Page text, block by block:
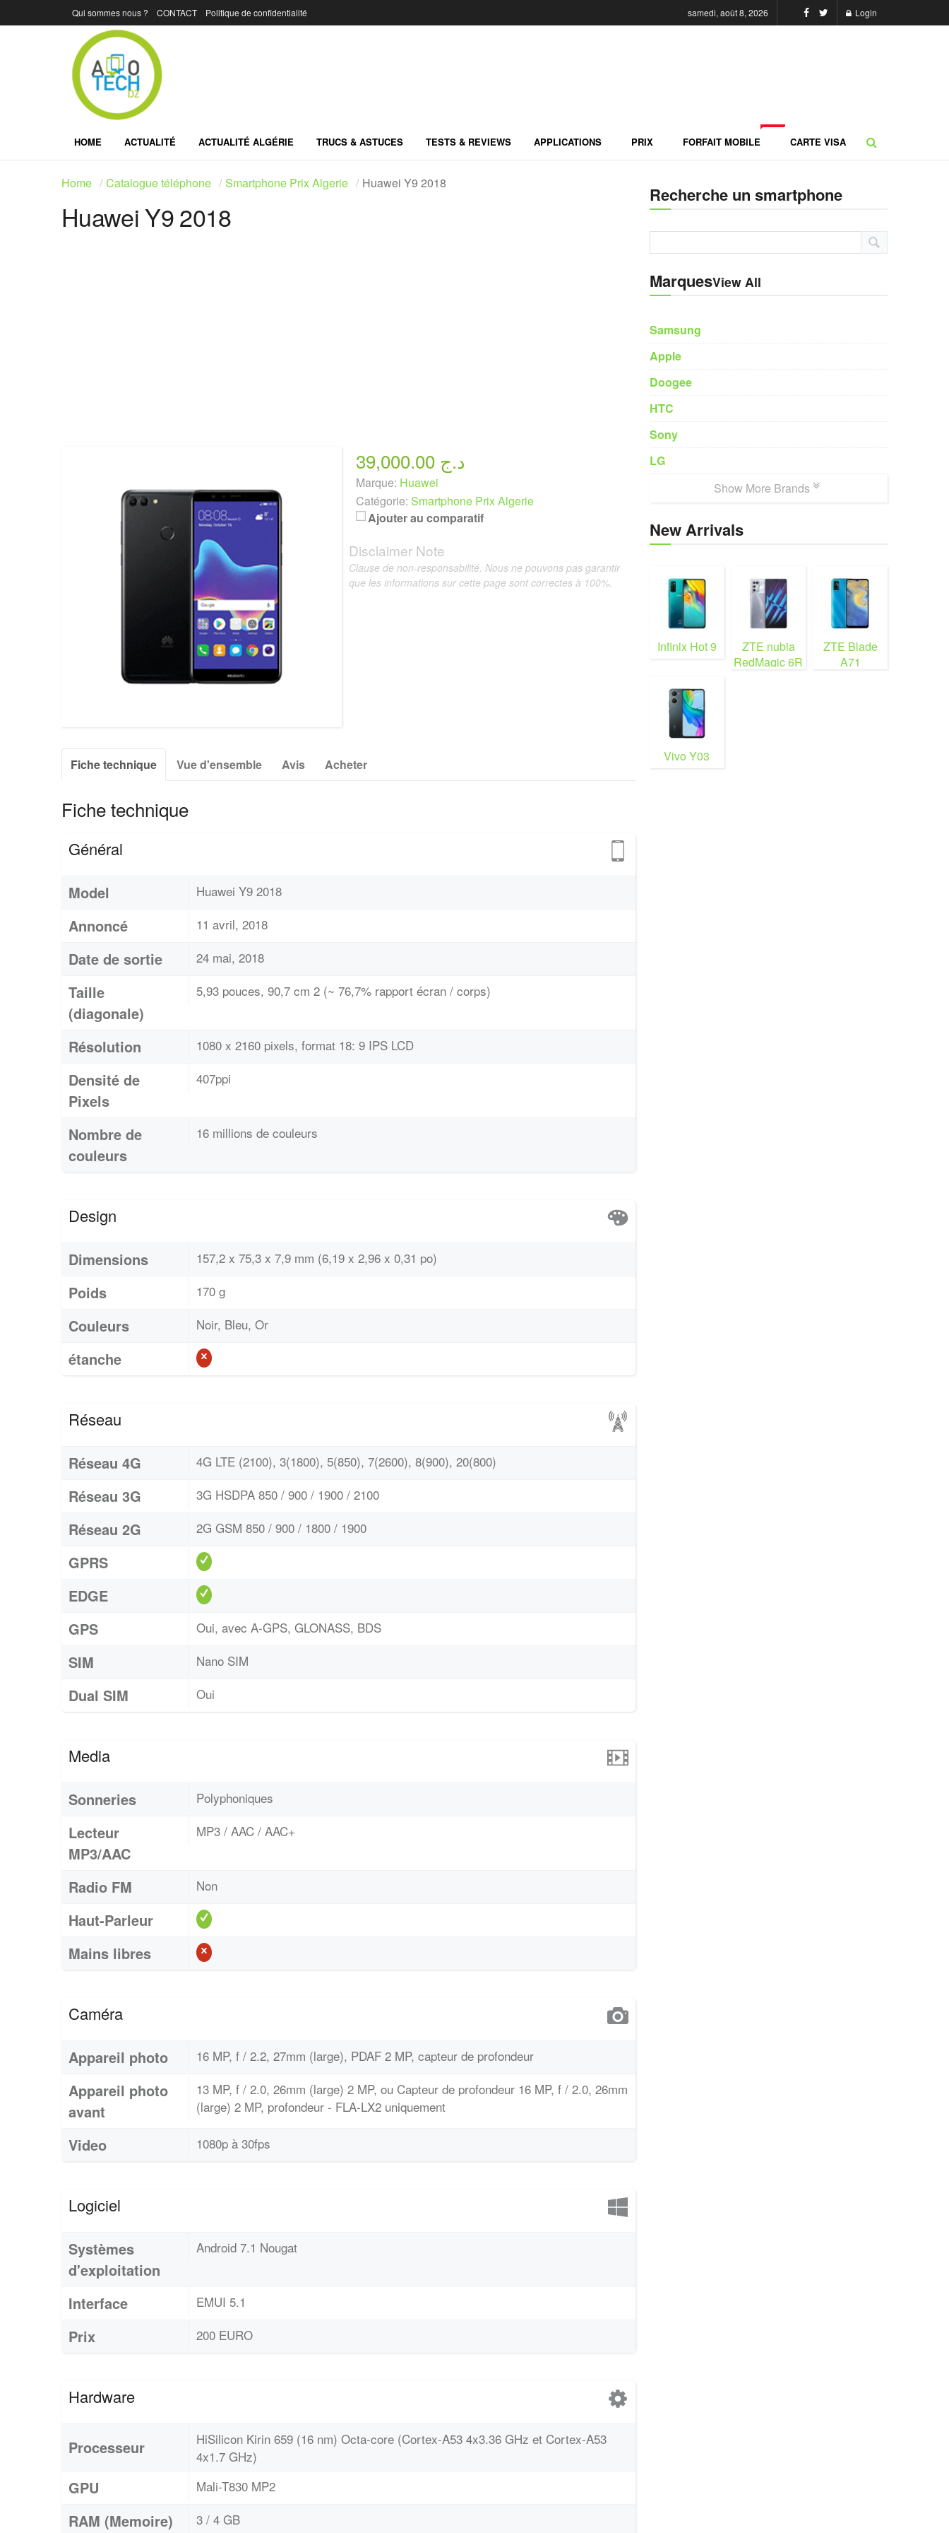
Qui sommes nous ? CONTACT Politique de confidentialité samedi, août 8, 2026 Login
HOME ACTUALITÉ ACTUALITÉ ALGÉRIE TRUCS & ASTUCES TESTS & REVIEWS APPLICATIONS PRIX FORFAIT MOBILE CARTE VISA
Home Catalogue téléphone Smartphone Prix Algerie Huawei Y9 2018
Huawei Y9 2018
39,000.00 د.ج
Marque: Huawei
Catégorie: Smartphone Prix Algerie
Ajouter au comparatif
Fiche technique Vue d'ensemble Avis Acheter
Fiche technique
Général
Model Huawei Y9 2018
Annoncé 11 avril, 2018
Date de sortie 24 mai, 2018
Taille
(diagonale)
5,93 pouces, 90,7 cm 2 (~ 76,7% rapport écran / corps)
Résolution 1080 x 2160 pixels, format 18: 9 IPS LCD
Densité de
Pixels
407ppi
Nombre de
couleurs
16 millions de couleurs
Design
Dimensions 157,2 x 75,3 x 7,9 mm (6,19 x 2,96 x 0,31 po)
Poids 170 g
Couleurs Noir, Bleu, Or
étanche
Réseau
Réseau 4G 4G LTE (2100), 3(1800), 5(850), 7(2600), 8(900), 20(800)
Réseau 3G 3G HSDPA 850 / 900 / 1900 / 2100
Réseau 2G 2G GSM 850 / 900 / 1800 / 1900
GPRS
EDGE
GPS
Oui, avec A-GPS, GLONASS, BDS
SIM Nano SIM
Dual SIM Oui
Media
Sonneries Polyphoniques
Lecteur
MP3/AAC
MP3 / AAC / AAC+
Radio FM Non
Haut-Parleur
Mains libres
Caméra
Appareil photo 16 MP, f / 2.2, 27mm (large), PDAF 2 MP, capteur de profondeur
Appareil photo
avant
13 MP, f / 2.0, 26mm (large) 2 MP, ou Capteur de profondeur 16 MP, f / 2.0, 26mm
(large) 2 MP, profondeur - FLA-LX2 uniquement
Video 1080p à 30fps
Logiciel
Systèmes
d'exploitation
Android 7.1 Nougat
Interface EMUI 5.1
Prix 200 EURO
Hardware
Processeur
HiSilicon Kirin 659 (16 nm) Octa-core (Cortex-A53 4x3.36 GHz et Cortex-A53
4x1.7 GHz)
GPU Mali-T830 MP2
RAM (Memoire) 3 / 4 GB
Disclaimer Note
Clause de non-responsabilité. Nous ne pouvons pas garantir
que les informations sur cette page sont correctes à 100%.
Recherche un smartphone
MarquesView All
Samsung
Apple
Doogee
HTC
Sony
LG
Show More Brands
New Arrivals
Infinix Hot 9
ZTE nubia
RedMagic 6R
ZTE Blade
A71
Vivo Y03